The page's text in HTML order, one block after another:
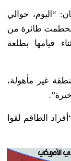
“اليوم، حوالي
تحطمت طائرة من
أثناء قيامها بطلعة
غير مأهولة،
الطاقم لقوا